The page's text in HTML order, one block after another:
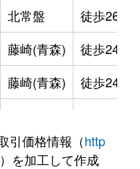
北常盤
徒歩26分
藤崎(青森)
徒歩24分
藤崎(青森)
徒歩24分
北常盤 徒歩28分
引価格情報（http
を加工して作成